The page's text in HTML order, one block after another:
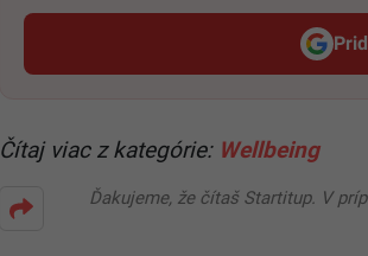
Čítaj viac z kategórie: Wellbeing
Ďakujeme, že čítaš Startitup. V